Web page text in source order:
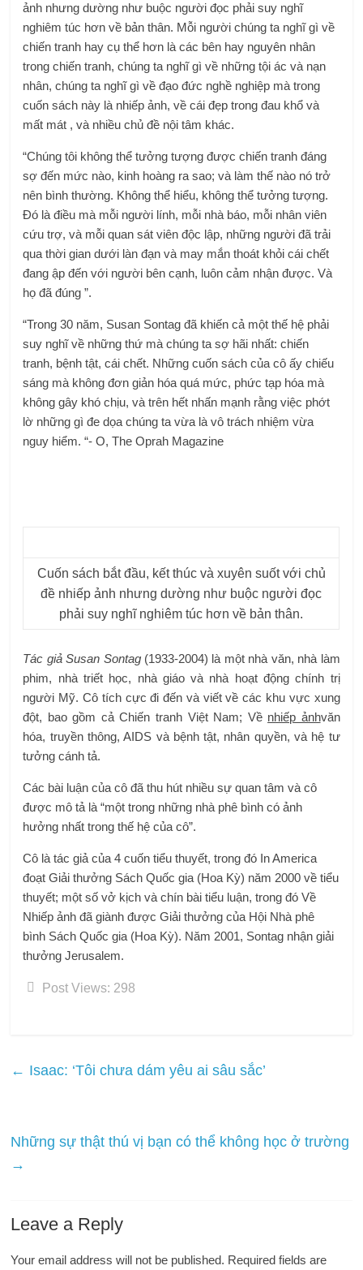
ảnh nhưng dường như buộc người đọc phải suy nghĩ
nghiêm túc hơn về bản thân. Mỗi người chúng ta nghĩ gì về
chiến tranh hay cụ thể hơn là các bên hay nguyên nhân
trong chiến tranh, chúng ta nghĩ gì về những tội ác và nạn
nhân, chúng ta nghĩ gì về đạo đức nghề nghiệp mà trong
cuốn sách này là nhiếp ảnh, về cái đẹp trong đau khổ và
mất mát , và nhiều chủ đề nội tâm khác.
“Chúng tôi không thể tưởng tượng được chiến tranh đáng
sợ đến mức nào, kinh hoàng ra sao; và làm thế nào nó trở
nên bình thường. Không thể hiểu, không thể tưởng tượng.
Đó là điều mà mỗi người lính, mỗi nhà báo, mỗi nhân viên
cứu trợ, và mỗi quan sát viên độc lập, những người đã trải
qua thời gian dưới làn đạn và may mắn thoát khỏi cái chết
đang ập đến với người bên cạnh, luôn cảm nhận được. Và
họ đã đúng ”.
“Trong 30 năm, Susan Sontag đã khiến cả một thế hệ phải
suy nghĩ về những thứ mà chúng ta sợ hãi nhất: chiến
tranh, bệnh tật, cái chết. Những cuốn sách của cô ấy chiếu
sáng mà không đơn giản hóa quá mức, phức tạp hóa mà
không gây khó chịu, và trên hết nhấn mạnh rằng việc phớt
lờ những gì đe dọa chúng ta vừa là vô trách nhiệm vừa
nguy hiểm. “- O, The Oprah Magazine
Cuốn sách bắt đầu, kết thúc và xuyên suốt với chủ
đề nhiếp ảnh nhưng dường như buộc người đọc
phải suy nghĩ nghiêm túc hơn về bản thân.
Tác giả Susan Sontag(1933-2004) là một nhà văn, nhà làm
phim, nhà triết học, nhà giáo và nhà hoạt động chính trị
người Mỹ. Cô tích cực đi đến và viết về các khu vực xung
đột, bao gồm cả Chiến tranh Việt Nam; Về nhiếp ảnhvăn
hóa, truyền thông, AIDS và bệnh tật, nhân quyền, và hệ tư
tưởng cánh tả.
Các bài luận của cô đã thu hút nhiều sự quan tâm và cô
được mô tả là “một trong những nhà phê bình có ảnh
hưởng nhất trong thế hệ của cô”.
Cô là tác giả của 4 cuốn tiểu thuyết, trong đó In America
đoạt Giải thưởng Sách Quốc gia (Hoa Kỳ) năm 2000 về tiểu
thuyết; một số vở kịch và chín bài tiểu luận, trong đó Về
Nhiếp ảnh đã giành được Giải thưởng của Hội Nhà phê
bình Sách Quốc gia (Hoa Kỳ). Năm 2001, Sontag nhận giải
thưởng Jerusalem.
Post Views: 298
← Isaac: ‘Tôi chưa dám yêu ai sâu sắc’
Những sự thật thú vị bạn có thể không học ở trường
→
Leave a Reply
Your email address will not be published. Required fields are